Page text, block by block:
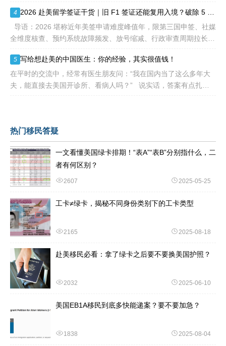
4
全维度核查、预约系统故障频发、放号缩减、行政审查周期拉长，
5 写给想赴美的中国医生：你的经验，其实很值钱！
在平时的交流中，经常有医生朋友问：“我在国内当了这么多年大
夫，能直接去美国开诊所、看病人吗？” 说实话，答案有点扎
热门移民答疑
一文看懂美国绿卡排期！“表A”“表B”分别指什么，二
者有何区别？
2607 2025-05-25
工卡≠绿卡，揭秘不同身份类别下的工卡类型
2165 2025-08-18
赴美移民必看：拿了绿卡之后要不要换美国护照？
2032 2025-06-10
美国EB1A移民到底多快能递案？要不要加急？
1838 2025-08-04